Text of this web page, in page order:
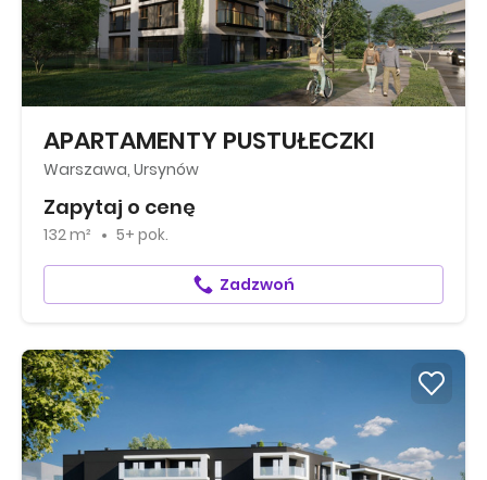
APARTAMENTY PUSTUŁECZKI
Warszawa, Ursynów
Zapytaj o cenę
132 m² 5+ pok.
Zadzwoń